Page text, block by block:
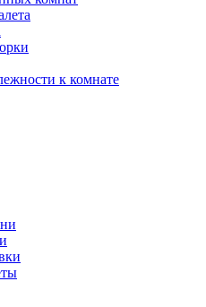
к комнате